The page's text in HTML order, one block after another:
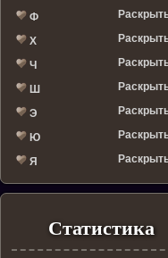
Ф
Х
Ч
Ш
Э
Ю
Я
Статистика